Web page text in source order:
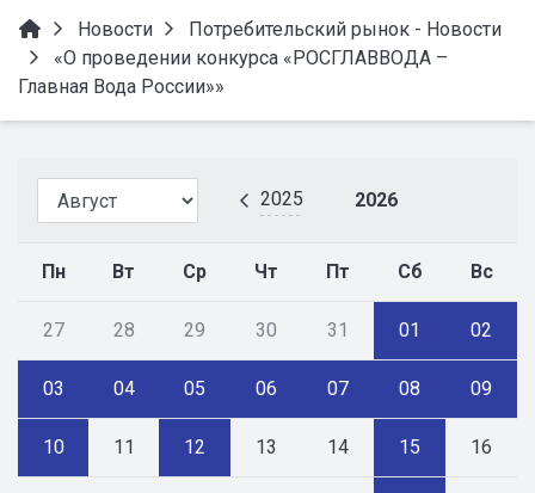
Новости
Потребительский рынок - Новости
«О проведении конкурса «РОСГЛАВВОДА –
Главная Вода России»»
2025 2026
Пн Вт Ср Чт Пт Сб Вс
27 28 29 30 31 01 02
03 04 05 06 07 08 09
10 11 12 13 14 15 16